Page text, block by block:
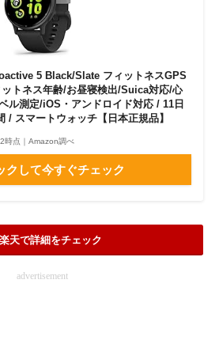
5 Black/Slate フィットネスGPS
トネス年齢/お昼寝検出/Suica対応/心
ル測定/iOS・アンドロイド対応 / 11日
/ スマートウォッチ【日本正規品】
時点｜Amazon調べ
クして今すぐチェック
楽天で詳細をチェック
advertisement